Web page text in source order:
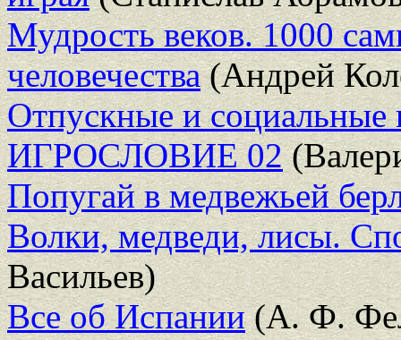
Мудрость веков. 1000
человечества(Андрей
Отпускные и социальные
ИГРОСЛОВИЕ 02
Попугай в медвежьей
Волки, медведи, лисы.
Васильев)
Все об Испании(А. Ф.